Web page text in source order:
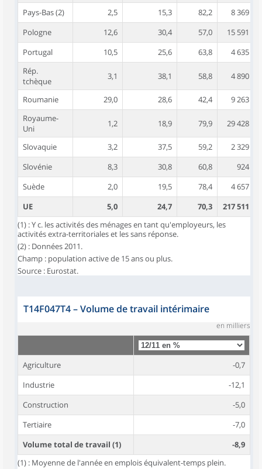
Pays-Bas (2)
2,5 15,3 82,2
8 369
Pologne
12,6 30,4 57,0
15 591
Portugal
10,5 25,6 63,8
4 635
Rép.
tchèque
3,1 38,1 58,8 4 890
Roumanie 29,0 28,6 42,4
9 263
Royaume-
Uni
1,2 18,9 79,9 29 428
Slovaquie 3,2 37,5 59,2
2 329
Slovénie
8,3 30,8 60,8
924
Suède
2,0 19,5 78,4
4 657
UE
5,0 24,7 70,3
217 511
(1) : Y c. les activités des ménages en tant qu'employeurs, les
activités extra-territoriales et les sans réponse.
(2) : Données 2011.
Champ : population active de 15 ans ou plus.
Source : Eurostat.
T14F047T4–Volume de travail intérimaire
en milliers
Agriculture
-0,7
Industrie
-12,1
Construction
-5,0
Tertiaire
-7,0
Volume total de travail (1)
-8,9
(1) : Moyenne de l'année en emplois équivalent-temps plein.